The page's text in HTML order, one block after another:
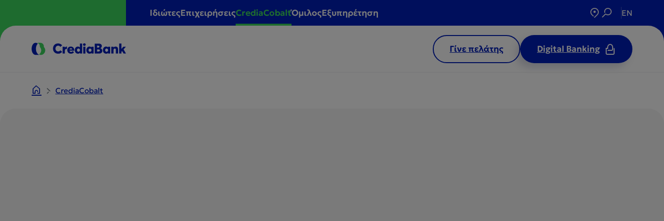
ΙδιώτεςΕπιχειρήσειςCrediaCobaltΌμιλοςΕξυπηρέτηση EN
Γίνε πελάτης Digital Banking
CrediaCobalt